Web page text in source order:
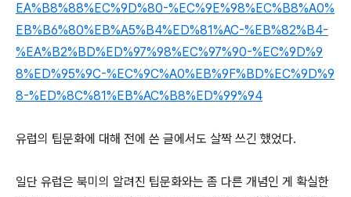
EA%B8%88%EC%9D%80-%EC%9E%98%EC%B8%A0%
EB%B6%80%EB%A5%B4%ED%81%AC-%EB%82%B4-
%EA%B2%BD%ED%97%98%EC%97%90-%EC%9D%9
8%ED%95%9C-%EC%9C%A0%EB%9F%BD%EC%9D%9
8-%ED%8C%81%EB%AC%B8%ED%99%94
유럽의 팁문화에 대해 전에 쓴 글에서도 살짝 쓰긴 했었다.
일단 유럽은 북미의 알려진 팁문화와는 좀 다른 개념인 게 확실한